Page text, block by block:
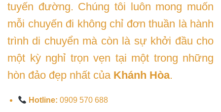
tuyến đường. Chúng tôi luôn mong muốn
mỗi chuyến đi không chỉ đơn thuần là hành
trình di chuyển mà còn là sự khởi đầu cho
một kỳ nghỉ trọn vẹn tại một trong những
hòn đảo đẹp nhất của Khánh Hòa.
Hotline: 0909 570 688